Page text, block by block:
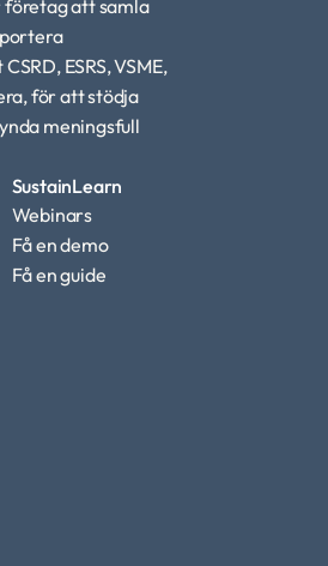
att samla
ESRS, VSME,
för att stödja
meningsfull
SustainLearn
Webinars
Få en demo
Få en guide